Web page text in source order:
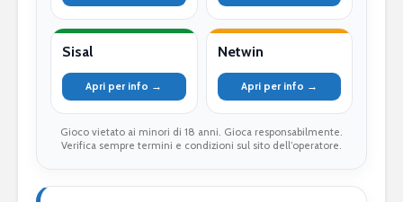
Sisal
Apri per info →
Netwin
Apri per info →
Gioco vietato ai minori di 18 anni. Gioca responsabilmente.
Verifica sempre termini e condizioni sul sito dell’operatore.